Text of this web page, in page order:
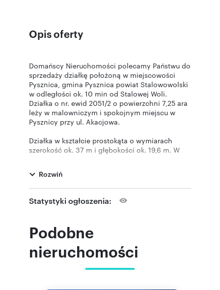
Opis oferty
Domańscy Nieruchomości polecamy Państwu do
sprzedaży działkę położoną w miejscowości
Pysznica, gmina Pysznica powiat Stalowowolski
w odległości ok. 10 min od Stalowej Woli.
Działka o nr. ewid 2051/2 o powierzchni 7,25 ara
leży w malowniczym i spokojnym miejscu w
Pysznicy przy ul. Akacjowa.
Działka w kształcie prostokąta o wymiarach
szerokość ok. 37 m i głębokości ok. 19,6 m. W
oraz drogą gruntową.
Dla działki wydano warunki zabudowy na
budowę budynku mieszkalnego
drodze gminnej.
Gdyby powierzchnia działki była dla Państwa za
Rozwiń
Statystyki ogłoszenia:
Podobne
nieruchomości